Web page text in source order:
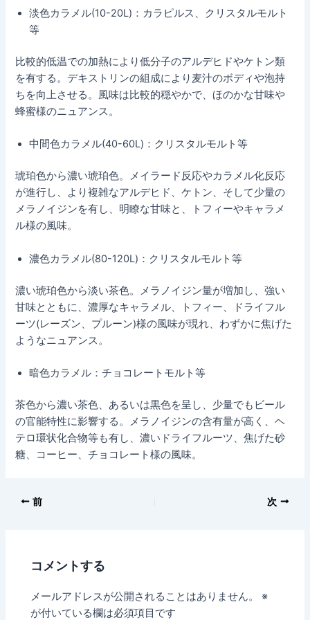
淡色カラメル(10-20L)：カラピルス、クリスタルモルト
等
比較的低温での加熱により低分子のアルデヒドやケトン類
を有する。デキストリンの組成により麦汁のボディや泡持
ちを向上させる。風味は比較的穏やかで、ほのかな甘味や
蜂蜜様のニュアンス。
中間色カラメル(40-60L)：クリスタルモルト等
琥珀色から濃い琥珀色。メイラード反応やカラメル化反応
が進行し、より複雑なアルデヒド、ケトン、そして少量の
メラノイジンを有し、明瞭な甘味と、トフィーやキャラメ
ル様の風味。
濃色カラメル(80-120L)：クリスタルモルト等
濃い琥珀色から淡い茶色。メラノイジン量が増加し、強い
甘味とともに、濃厚なキャラメル、トフィー、ドライフル
ーツ(レーズン、プルーン)様の風味が現れ、わずかに焦げた
ようなニュアンス。
暗色カラメル：チョコレートモルト等
茶色から濃い茶色、あるいは黒色を呈し、少量でもビール
の官能特性に影響する。メラノイジンの含有量が高く、ヘ
テロ環状化合物等も有し、濃いドライフルーツ、焦げた砂
糖、コーヒー、チョコレート様の風味。
前 次
コメントする
メールアドレスが公開されることはありません。
※
が付いている欄は必須項目です